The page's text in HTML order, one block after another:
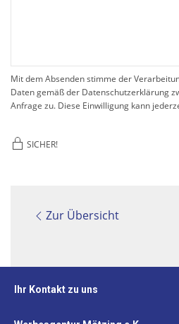
Mit dem Absenden stimme der
Daten gemäß der Datenschutzerklärung
Anfrage zu. Diese Einwilligung kann
SICHER!
Zur Übersicht
Ihr Kontakt zu uns